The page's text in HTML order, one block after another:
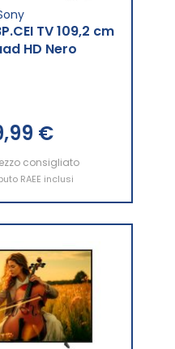
TV 109,2 cm
HD Nero
€
consigliato
RAEE inclusi
al Carrello